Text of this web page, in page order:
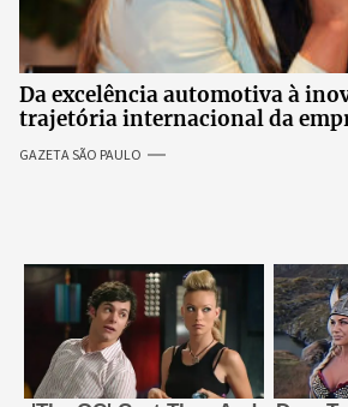
Da excelência automotiva à
trajetória internacional da
GAZETA SÃO PAULO